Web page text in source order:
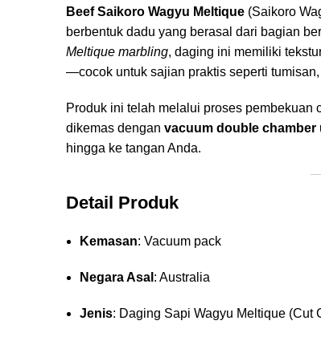
Beef Saikoro Wagyu Meltique (Saikoro
berbentuk dadu yang berasal dari bagian
Meltique marbling, daging ini memiliki
—cocok untuk sajian praktis seperti
Produk ini telah melalui proses pembekuan
dikemas dengan vacuum double chamber
hingga ke tangan Anda.
Detail Produk
Kemasan: Vacuum pack
Negara Asal : Australia
Jenis: Daging Sapi Wagyu Meltique (Cut